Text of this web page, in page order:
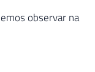
observar na